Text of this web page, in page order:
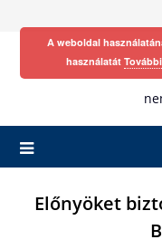
Előnyöket
A weboldal
használatát